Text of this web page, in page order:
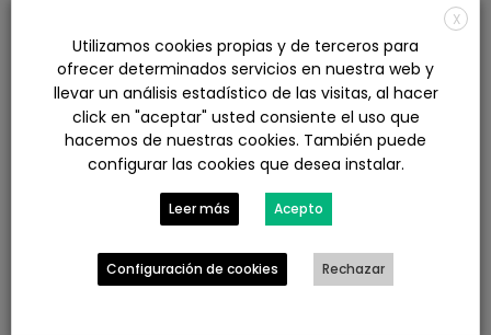
julio 2026
junio 2026
mayo 2026
abril 2026
marzo 2026
febrero 2026
noviembre 2025
octubre 2025
septiembre 2025
X
Utilizamos cookies propias y de terceros para
ofrecer determinados servicios en nuestra web y
llevar un análisis estadístico de las visitas, al hacer
click en "aceptar" usted consiente el uso que
hacemos de nuestras cookies. También puede
configurar las cookies que desea instalar.
Leer más Acepto
Configuración de cookies Rechazar